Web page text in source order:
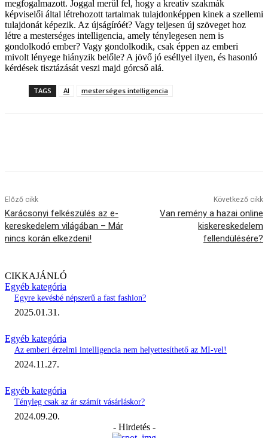
megfogalmazott. Joggal merül fel, hogy a kreatív szakmák
képviselői által létrehozott tartalmak tulajdonképpen kinek a szellemi
tulajdonát képezik. Az újságíróét? Vagy teljesen új szöveget hoz
létre a mesterséges intelligencia, amely ténylegesen nem is
gondolkodó ember? Vagy gondolkodik, csak éppen az emberi
mivolt lényege hiányzik belőle? A jövő jó eséllyel ilyen, és hasonló
kérdések tisztázását veszi majd górcső alá.
TAGS AI mesterséges intelligencia
Előző cikk
Karácsonyi felkészülés az e-
kereskedelem világában – Már
nincs korán elkezdeni!
Következő cikk
Van remény a hazai online
kiskereskedelem
fellendülésére?
CIKKAJÁNLÓ
Egyéb kategória
Egyre kevésbé népszerű a fast fashion?
2025.01.31.
Egyéb kategória
Az emberi érzelmi intelligencia nem helyettesíthető az MI-vel!
2024.11.27.
Egyéb kategória
Tényleg csak az ár számít vásárláskor?
2024.09.20.
- Hirdetés -